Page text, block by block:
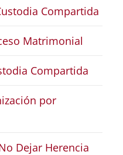
Compartida
Matrimonial
Compartida
por
Dejar Herencia